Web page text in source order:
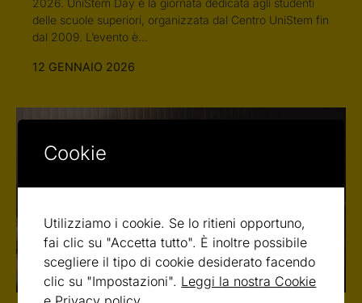
2026. UniStem Day è la giornata dedicata agli studenti
delle scuole superiori, organizzata dal Centro UniStem fin
dal 2009. L’evento è…
12 GENNAIO 2026
Cookie
Utilizziamo i cookie. Se lo ritieni opportuno,
fai clic su "Accetta tutto". È inoltre possibile
scegliere il tipo di cookie desiderato facendo
clic su "Impostazioni". Leggi la nostra Cookie